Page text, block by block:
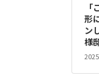
形
ン
様